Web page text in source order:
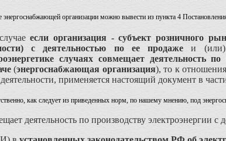
энергоснабжающей организации можно вывести из пункта 4
если организация - субъект розничного
с деятельностью по ее продажеи
случаях совмещает деятельность
(энергоснабжающая организация), то к
применяется настоящий документ в
как следует из приведенных норм, по нашему мнению, под
деятельность по производству электроэнергии с